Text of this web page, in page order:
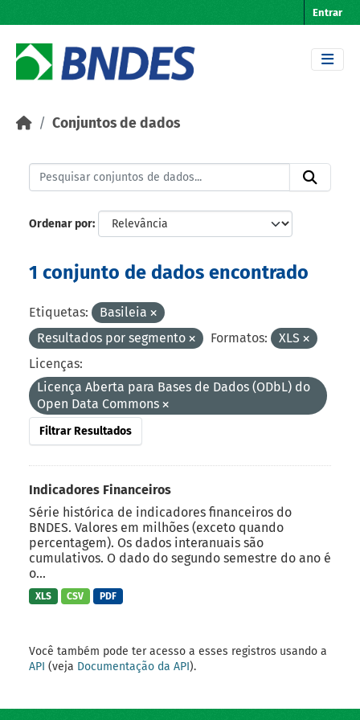
Entrar
Conjuntos de dados
Ordenar por
1 conjunto de dados encontrado
Etiquetas:
Basileia
Resultados por segmento
Formatos:
XLS
Licenças:
Licença Aberta para Bases de Dados (ODbL) do
Open Data Commons
Filtrar Resultados
Indicadores Financeiros
Série histórica de indicadores financeiros do
BNDES. Valores em milhões (exceto quando
percentagem). Os dados interanuais são
cumulativos. O dado do segundo semestre do ano é
o...
XLS CSV PDF
Você também pode ter acesso a esses registros usando a
API (veja Documentação da API).